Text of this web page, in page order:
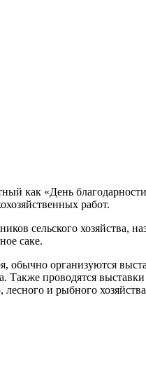
как «День
работ.
сельского
саке.
обычно организуются
Также проводятся
и рыбного